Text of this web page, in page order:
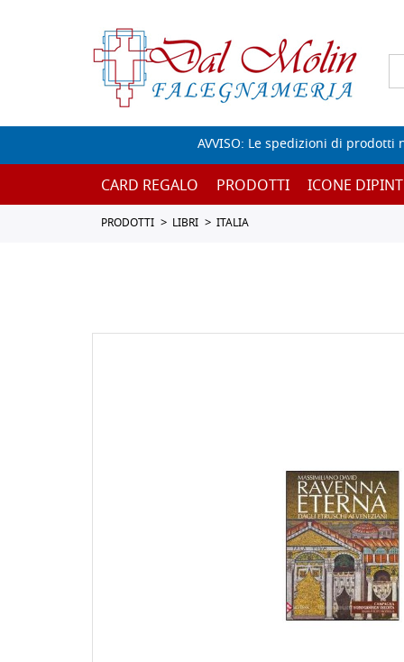
AVVISO: Le spedizioni di
CARD REGALO PRODOTTI ICONE
PRODOTTI LIBRI ITALIA